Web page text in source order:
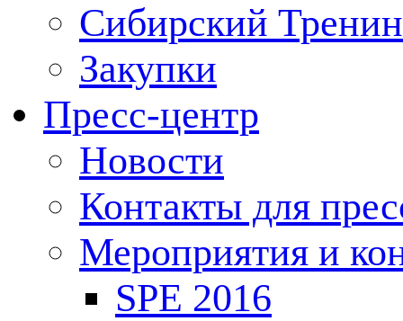
Сибирский
Закупки
Пресс-центр
Новости
Контакты для
Мероприятия и
SPE 2016